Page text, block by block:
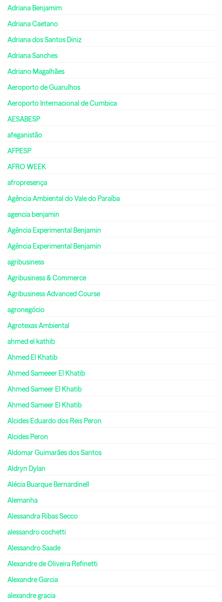
Adriana Benjamim
Adriana Caetano
Adriana dos Santos Diniz
Adriana Sanches
Adriano Magalhães
Aeroporto de Guarulhos
Aeroporto Internacional de Cumbica
AESABESP
afeganistão
AFPESP
AFRO WEEK
afropresença
Agência Ambiental do Vale do Paraíba
agencia benjamin
Agência Experimental Benjamin
Agência Experimental Benjamin
agribusiness
Agribusiness & Commerce
Agribusiness Advanced Course
agronegócio
Agrotexas Ambiental
ahmed el kathib
Ahmed El Khatib
Ahmed Sameeer El Khatib
Ahmed Sameer El Khatib
Ahmed Sameer El Khatib
Alcides Eduardo dos Reis Peron
Alcides Peron
Aldomar Guimarães dos Santos
Aldryn Dylan
Alécia Buarque Bernardinell
Alemanha
Alessandra Ribas Secco
alessandro cochetti
Alessandro Saade
Alexandre de Oliveira Refinetti
Alexandre Garcia
alexandre gracia